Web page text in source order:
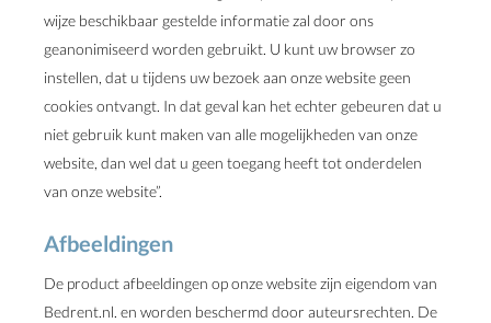
wijze beschikbaar gestelde informatie zal door ons
geanonimiseerd worden gebruikt. U kunt uw browser zo
instellen, dat u tijdens uw bezoek aan onze website geen
cookies ontvangt. In dat geval kan het echter gebeuren dat u
niet gebruik kunt maken van alle mogelijkheden van onze
website, dan wel dat u geen toegang heeft tot onderdelen
van onze website”.
Afbeeldingen
De product afbeeldingen op onze website zijn eigendom van
Bedrent.nl. en worden beschermd door auteursrechten. De